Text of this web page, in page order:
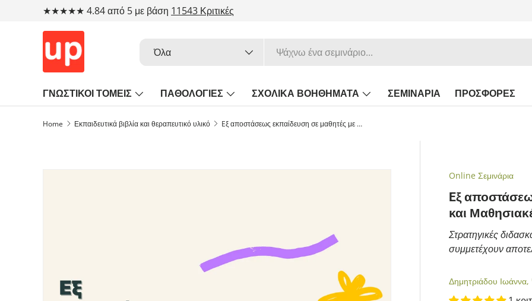
★★★★★ 4.84 από 5 με βάση 11543 Κριτικές
Όλα
ΓΝΩΣΤΙΚΟΙ ΤΟΜΕΙΣ ΠΑΘΟΛΟΓΙΕΣ ΣΧΟΛΙΚΑ ΒΟΗΘΗΜΑΤΑ ΣΕΜΙΝΑΡΙΑ ΠΡΟΣΦΟΡΕΣ
Home Εκπαιδευτικά βιβλία και θεραπευτικό υλικό Eξ αποστάσεως εκπαίδευση σε μαθητές με Δυσλεξία και Μαθησιακές δυσκολίες
Online Σεμινάρια
Eξ
και
Στρατηγικές
συμμετέχουν
Δημητριάδου